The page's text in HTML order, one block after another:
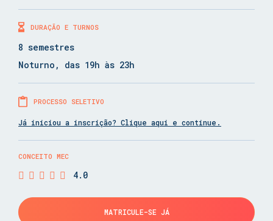
DURAÇÃO E TURNOS
8 semestres
Noturno, das 19h às 23h
PROCESSO SELETIVO
Já iniciou a inscrição? Clique aqui e continue.
CONCEITO MEC
4.0
MATRICULE-SE JÁ